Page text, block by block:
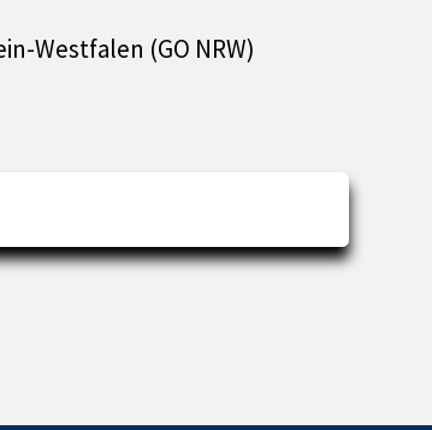
Westfalen (GO NRW)